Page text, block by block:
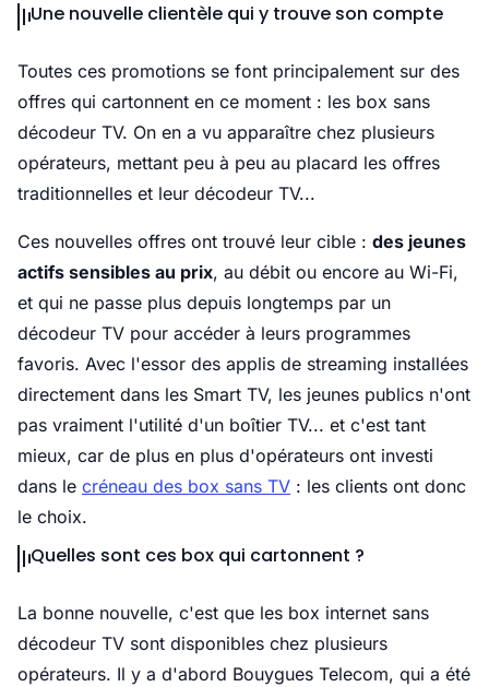
Une nouvelle clientèle qui y trouve son compte
Toutes ces promotions se font principalement sur des
offres qui cartonnent en ce moment : les box sans
décodeur TV. On en a vu apparaître chez plusieurs
opérateurs, mettant peu à peu au placard les offres
traditionnelles et leur décodeur TV...
Ces nouvelles offres ont trouvé leur cible : des jeunes
actifs sensibles au prix, au débit ou encore au Wi-Fi,
et qui ne passe plus depuis longtemps par un
décodeur TV pour accéder à leurs programmes
favoris. Avec l'essor des applis de streaming installées
directement dans les Smart TV, les jeunes publics n'ont
pas vraiment l'utilité d'un boîtier TV... et c'est tant
mieux, car de plus en plus d'opérateurs ont investi
dans le créneau des box sans TV : les clients ont donc
le choix.
Quelles sont ces box qui cartonnent ?
La bonne nouvelle, c'est que les box internet sans
décodeur TV sont disponibles chez plusieurs
opérateurs. Il y a d'abord Bouygues Telecom, qui a été